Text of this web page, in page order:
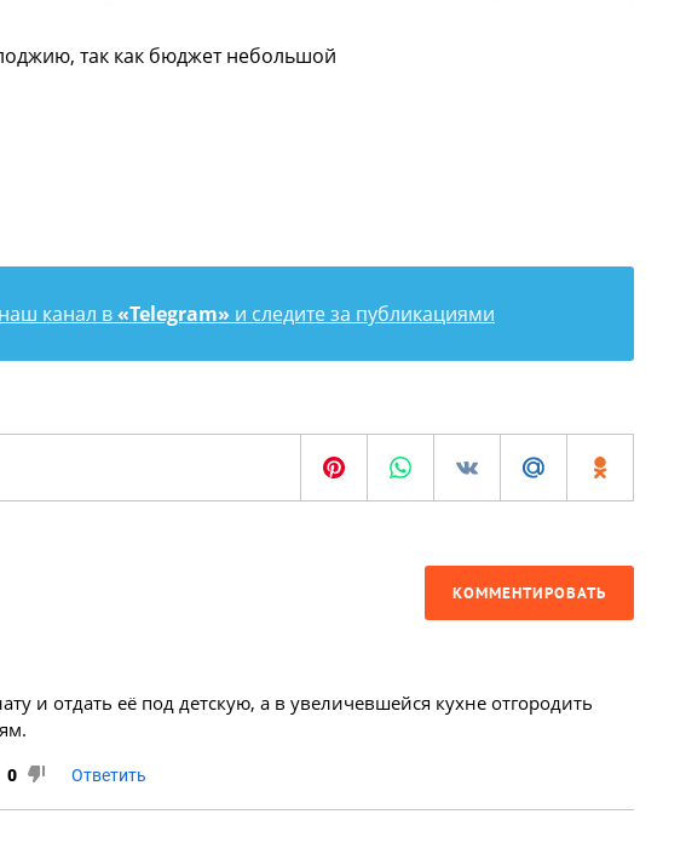
так как бюджет небольшой
канал в«Telegram» и следите за публикациями
КОММЕНТИРОВАТЬ
и отдать её под детскую, а в увеличевшейся кухне отгородить
0 Ответить